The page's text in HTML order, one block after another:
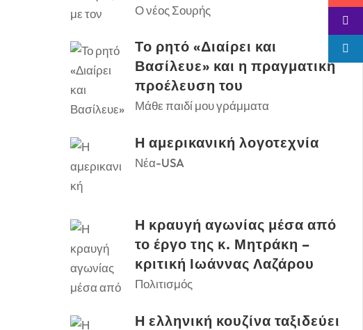
Ο νέος Σουρής
Το ρητό «Διαίρει και
Βασίλευε» και η πραγματική
προέλευση του
Μάθε παιδί μου γράμματα
Η αμερικανική λογοτεχνία
Νέα-USA
Η κραυγή αγωνίας μέσα από
το έργο της κ. Μητράκη –
κριτική Ιωάννας Λαζάρου
Πολιτισμός
Η ελληνική κουζίνα ταξιδεύει